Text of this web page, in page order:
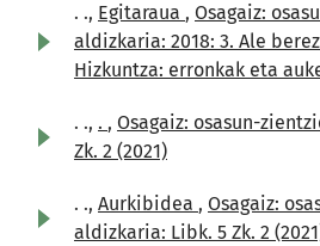
. ., Egitaraua , Osagaiz:
aldizkaria: 2018: 3. Ale
Hizkuntza: erronkak eta
. ., . , Osagaiz: osasun-
Zk. 2 (2021)
. ., Aurkibidea , Osagaiz:
aldizkaria: Libk. 5 Zk. 2